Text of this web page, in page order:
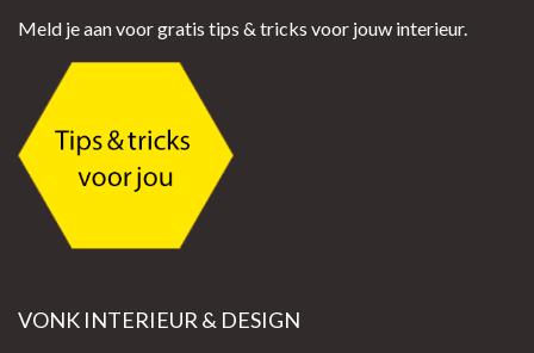
Meld je aan voor gratis tips & tricks voor jouw interieur.
VONK INTERIEUR & DESIGN